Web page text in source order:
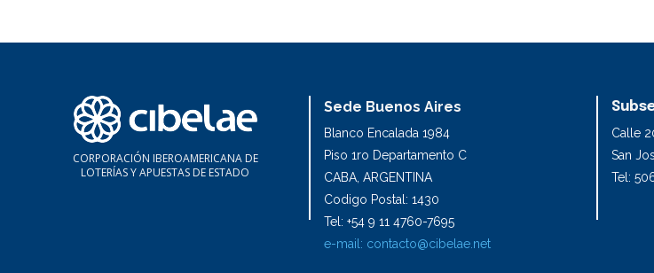
CORPORACIÓN IBEROAMERICANA DE
LOTERÍAS Y APUESTAS DE ESTADO
Sede Buenos Aires
Blanco Encalada 1984
Piso 1ro Departamento C
CABA, ARGENTINA
Codigo Postal: 1430
Tel: +54 9 11 4760-7695
e-mail: contacto@cibelae.net
Calle
San
Tel: